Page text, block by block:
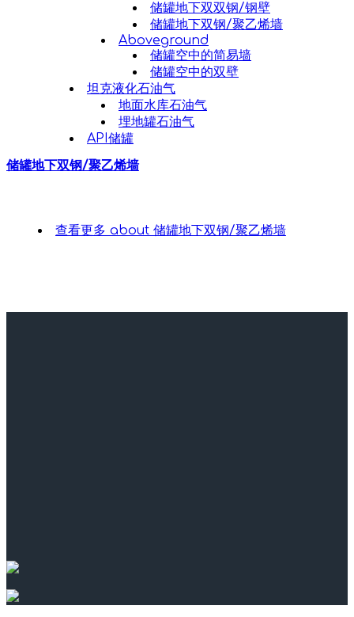
储罐地下双双钢/钢壁
储罐地下双钢/聚乙烯墙
Aboveground
储罐空中的简易墙
储罐空中的双壁
坦克液化石油气
地面水库石油气
埋地罐石油气
API储罐
储罐地下双钢/聚乙烯墙
查看更多 about 储罐地下双钢/聚乙烯墙